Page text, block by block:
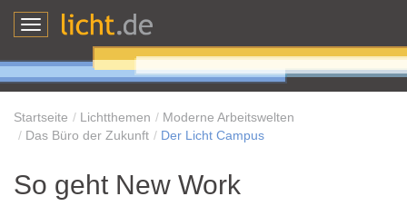
Toggle
Startseite Lichtthemen
Moderne Arbeitswelten
Das Büro der Zukunft
Der Licht Campus
So geht New Work